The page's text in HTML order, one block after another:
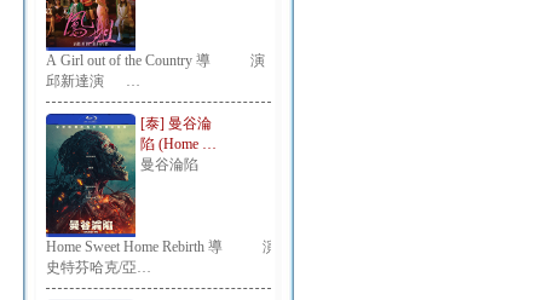
A Girl out of the Country 導 演：
邱新達演 …
[泰] 曼谷淪
陷 (Home …
曼谷淪陷
Home Sweet Home Rebirth 導 演：
史特芬哈克/亞…